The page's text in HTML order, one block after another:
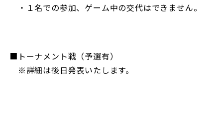
・１名での参加、ゲーム中の交代はできません。
■トーナメント戦（予選有）
※詳細は後日発表いたします。